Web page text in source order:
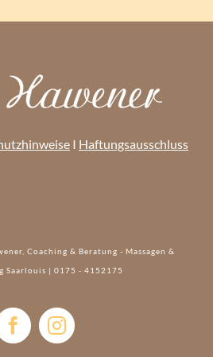
I Haftungsausschluss
Coaching & Beratung - Massagen &
Saarlouis | 0175 - 4152175‬
FacebookInstagram